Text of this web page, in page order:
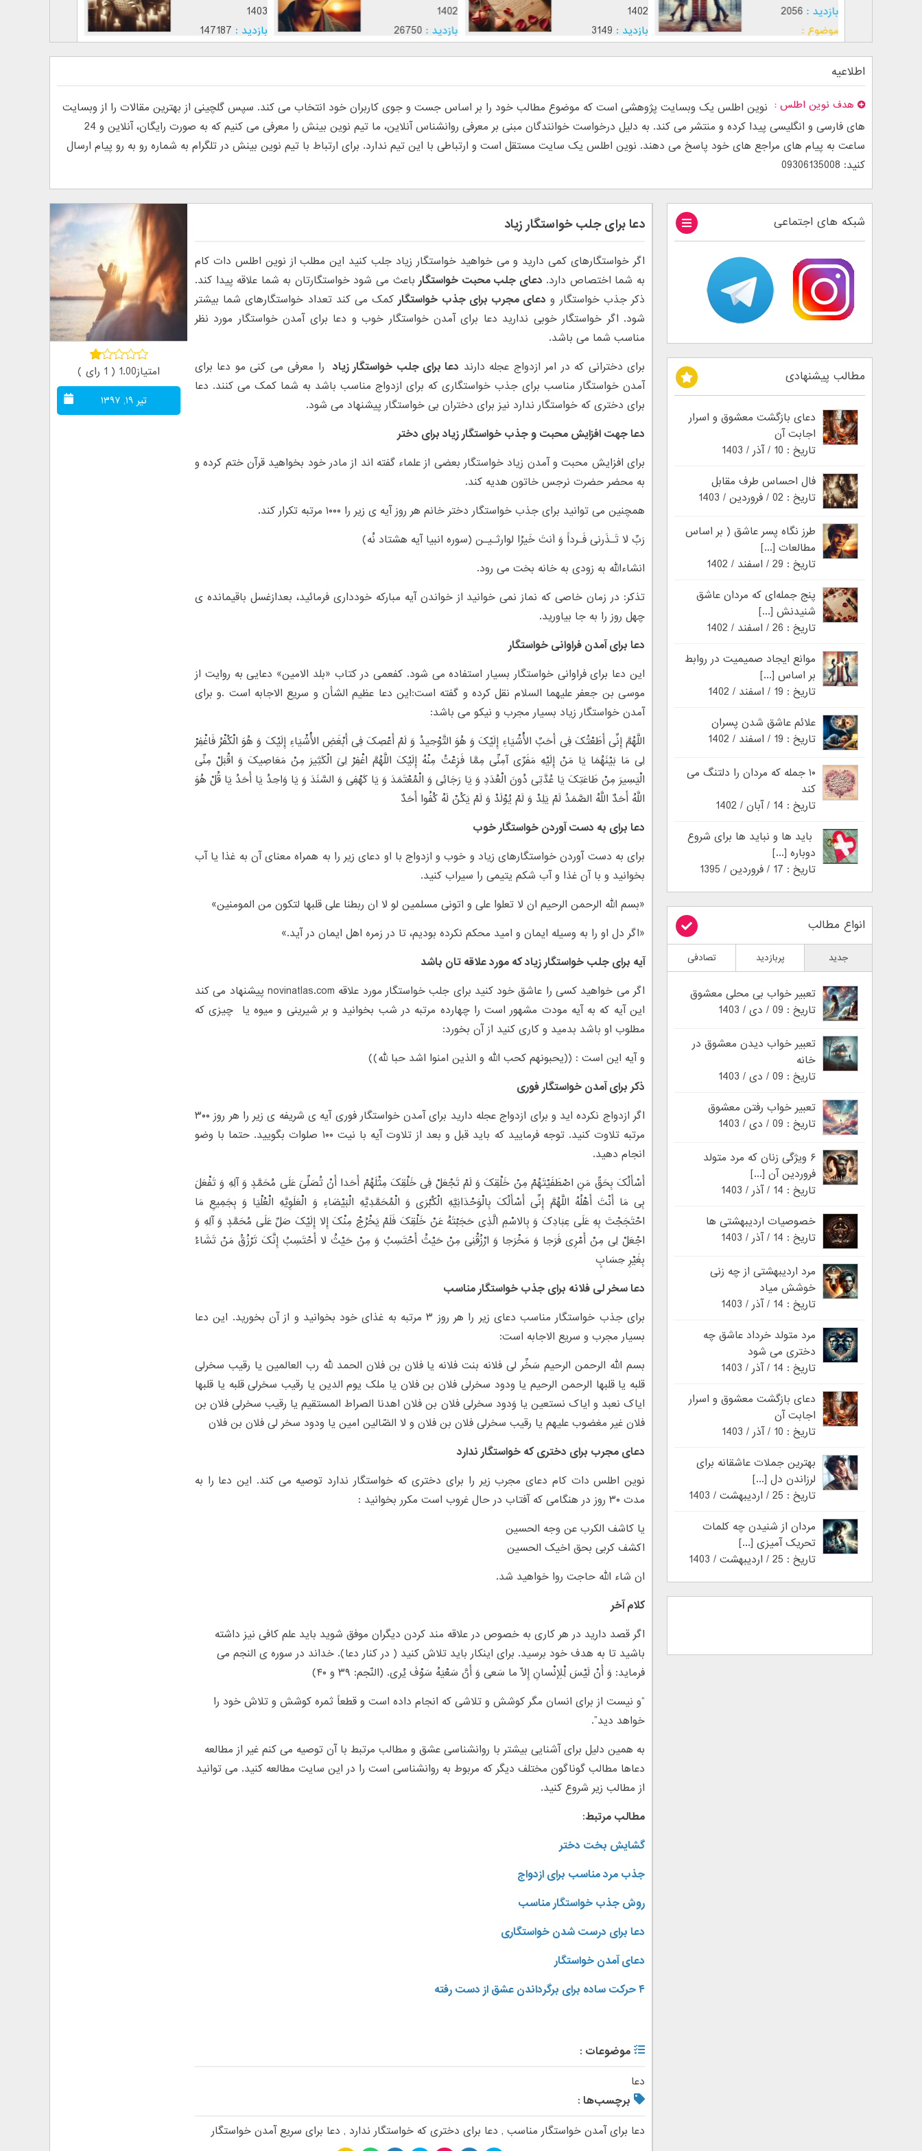
1403
بازدید : 147187
1402
بازدید : 26750
1402
بازدید : 3149
بازدید : 2056
موضوع :
اطلاعیه
هدف نوین اطلس
نوین اطلس یک وبسایت پژوهشی است که موضوع مطالب خود را بر اساس جست و جوی کاربران خود انتخاب می کند. سپس گلچینی از بهترین مقالات را از وبسایت
های فارسی و انگلیسی پیدا کرده و منتشر می کند. به دلیل درخواست خوانندگان مبنی بر معرفی روانشناس آنلاین، ما تیم نوین بینش را معرفی می کنیم که به صورت رایگان، آنلاین و 24
ساعت به پیام های مراجع های خود پاسخ می دهند. نوین اطلس یک سایت مستقل است و ارتباطی با این تیم ندارد. برای ارتباط با تیم نوین بینش در تلگرام به شماره رو به رو پیام ارسال
کنید: 09306135008
امتیاز1.00 ( 1 رای )
تیر ۱۹, ۱۳۹۷
دعا برای جلب خواستگار زیاد
اگر خواستگارهای کمی دارید و می خواهید خواستگار زیاد جلب کنید این مطلب از نوین اطلس دات کام
به شما اختصاص دارد. دعای جلب محبت خواستگارباعث می شود خواستگارتان به شما علاقه پیدا کند.
ذکر جذب خواستگار و دعای مجرب برای جذب خواستگارکمک می کند تعداد خواستگارهای شما بیشتر
شود. اگر خواستگار خوبی ندارید دعا برای آمدن خواستگار خوب و دعا برای آمدن خواستگار مورد نظر
مناسب شما می باشد.
برای دخترانی که در امر ازدواج عجله دارند دعا برای جلب خواستگار زیاد را معرفی می کنی مو دعا برای
آمدن خواستگار مناسب برای جذب خواستگاری که برای ازدواج مناسب باشد به شما کمک می کنند. دعا
برای دختری که خواستگار ندارد نیز برای دختران بی خواستگار پیشنهاد می شود.
دعا جهت افزایش محبت و جذب خواستگار زیاد برای دختر
برای افزایش محبت و آمدن زیاد خواستگار بعضی از علماء گفته اند از مادر خود بخواهید قرآن ختم کرده و
به محضر حضرت نرجس خاتون هدیه کند.
همچنین می توانید برای جذب خواستگار دختر خانم هر روز آیه ی زیر را ۱۰۰۰ مرتبه تکرار کند.
رَبِّ لا تَـذَرنی فَـرداً وَ اَنتَ خَیرُا لوارثـیـن (سوره انبیا آیه هشتاد نُه)
انشاءالله به زودی به خانه بخت می رود.
تذکر: در زمان خاصی که نماز نمی خوانید از خواندن آیه مبارکه خودداری فرمائید، بعدازغسل باقیمانده ی
چهل روز را به جا بیاورید.
دعا برای آمدن فراوانی خواستگار
این دعا برای فراوانی خواستگار بسیار استفاده می شود. کفعمى در کتاب «بلد الامین» دعایى به روایت از
موسى بن جعفر علیهما السلام نقل کرده و گفته است:این دعا عظیم الشأن‏ و سریع الاجابه است .و برای
آمدن خواستگار زیاد بسیار مجرب و نیکو می باشد:
اللَّهُمَّ إِنِّی أَطَعْتُکَ فِی أَحَبِّ الْأَشْیَاءِ إِلَیْکَ وَ هُوَ التَّوْحِیدُ وَ لَمْ أَعْصِکَ فِی أَبْغَضِ الْأَشْیَاءِ إِلَیْکَ وَ هُوَ الْکُفْرُ فَاغْفِرْ
لِی مَا بَیْنَهُمَا یَا مَنْ إِلَیْهِ مَفَرِّی آمِنِّی مِمَّا فَزِعْتُ مِنْهُ إِلَیْکَ اللَّهُمَّ اغْفِرْ لِیَ الْکَثِیرَ مِنْ مَعَاصِیکَ وَ اقْبَلْ مِنِّی
الْیَسِیرَ مِنْ طَاعَتِکَ یَا عُدَّتِی دُونَ الْعُدَدِ وَ یَا رَجَائِی وَ الْمُعْتَمَدَ وَ یَا کَهْفِی وَ السَّنَدَ وَ یَا وَاحِدُ یَا أَحَدُ یَا قُلْ هُوَ
اللَّهُ أَحَدٌ اللَّهُ الصَّمَدُ لَمْ یَلِدْ وَ لَمْ یُوْلَدْ وَ لَمْ یَکُنْ لَهُ کُفُوا أَحَدٌ
دعا برای به دست آوردن خواستگار خوب
برای به دست آوردن خواستگارهای زیاد و خوب و ازدواج با او دعای زیر را به همراه معنای آن به غذا یا آب
بخوانید و با آن غذا و آب شکم یتیمی را سیراب کنید.
«بسم الله الرحمن الرحیم ان لا تعلوا علی و اتونی مسلمین لو لا ان ربطنا علی قلبها لتکون من المومنین»
«اگر دل او را به وسیله ایمان و امید محکم نکرده بودیم، تا در زمره اهل ایمان در آید.»
آیه برای جلب خواستگار زیاد که مورد علاقه تان باشد
اگر می خواهید کسی را عاشق خود کنید برای جلب خواستگار مورد علاقه novinatlas.com پیشنهاد می کند
این آیه که به آیه مودت مشهور است را چهارده مرتبه در شب بخوانید و بر شیرینی و میوه یا چیزی که
مطلوب او باشد بدمید و کاری کنید از آن بخورد:
و آیه این است : ((یحبونهم کحب الله و الذین امنوا اشد حبا لله))
ذکر برای آمدن خواستگار فوری
اگر ازدواج نکرده اید و برای ازدواج عجله دارید برای آمدن خواستگار فوری آیه ی شریفه ی زیر را هر روز ۳۰۰
مرتبه تلاوت کنید. توجه فرمایید که باید قبل و بعد از تلاوت آیه با نیت ۱۰۰ صلوات بگویید. حتما با وضو
انجام دهید.
أَسْأَلُکَ بِحَقِّ مَنِ اصْطَفَیْتَهُمْ مِنْ خَلْقِکَ وَ لَمْ تَجْعَلْ فِی خَلْقِکَ مِثْلَهُمْ أَحَدا أَنْ تُصَلِّیَ عَلَى مُحَمَّدٍ وَ آلِهِ وَ تَفْعَلَ
بِی مَا أَنْتَ أَهْلُهُ اللَّهُمَّ إِنِّی أَسْأَلُکَ بِالْوَحْدَانِیَّهِ الْکُبْرَى وَ الْمُحَمَّدِیَّهِ الْبَیْضَاءِ وَ الْعَلَوِیَّهِ الْعُلْیَا وَ بِجَمِیعِ مَا
احْتَجَجْتَ بِهِ عَلَى عِبَادِکَ وَ بِالاسْمِ الَّذِی حَجَبْتَهُ عَنْ خَلْقِکَ فَلَمْ یَخْرُجْ مِنْکَ إِلا إِلَیْکَ صَلِّ عَلَى مُحَمَّدٍ وَ آلِهِ وَ
اجْعَلْ لِی مِنْ أَمْرِی فَرَجا وَ مَخْرَجا وَ ارْزُقْنِی مِنْ حَیْثُ أَحْتَسِبُ وَ مِنْ حَیْثُ لا أَحْتَسِبُ إِنَّکَ تَرْزُقُ مَنْ تَشَاءُ
بِغَیْرِ حِسَابٍ
دعا سخر لی فلانه برای جذب خواستگار مناسب
برای جذب خواستگار مناسب دعای زیر را هر روز ۳ مرتبه به غذای خود بخوانید و از آن بخورید. این دعا
بسیار مجرب و سریع الاجابه است:
بسم الله الرحمن الرحیم سَخِّر لی فلانه بنت فلانه یا فلان بن فلان الحمد لله رب العالمین یا رقیب سخرلی
قلبه یا قلبها الرحمن الرحیم یا ودود سخرلی فلان بن فلان یا ملک یوم الدین یا رقیب سخرلی قلبه یا قلبها
ایاک نعبد و ایاک نستعین یا وَدود سخرلی فلان بن فلان اهدنا الصراط المستقیم یا رقیب سخرلی فلان بن
فلان غیر مغضوب علیهم یا رقیب سخرلی فلان بن فلان و لا الضّالین امین یا ودود سخر لی فلان بن فلان
دعای مجرب برای دختری که خواستگار ندارد
نوین اطلس دات کام دعای مجرب زیر را برای دختری که خواستگار ندارد توصیه می کند. این دعا را به
مدت ۳۰ روز در هنگامی که آفتاب در حال غروب است مکرر بخوانید :
یا کاشف الکرب عن وجه الحسین
اکشف کربی بحق اخیک الحسین
ان شاء الله حاجت روا خواهید شد.
کلام آخر
اگر قصد دارید در هر کاری به خصوص در علاقه مند کردن دیگران موفق شوید باید علم کافی نیز داشته
باشید تا به هدف خود برسید. برای اینکار باید تلاش کنید ( در کنار دعا). خداند در سوره ی النجم می
فرماید: وَ أَنْ لَیْسَ لِْلإِنْسانِ إِلاّ ما سَعی وَ أَنَّ سَعْیَهُ سَوْفَ یُری. (النّجم: ۳۹ و ۴۰
(
“و نیست از برای انسان مگر کوشش و تلاشی که انجام داده است و قطعاً ثمره کوشش و تلاش خود را
خواهد دید.”
به همین دلیل برای آشنایی بیشتر با روانشناسی عشق و مطالب مرتبط با آن توصیه می کنم غیر از مطالعه
دعاها مطالب گوناگون مختلف دیگر که مربوط به روانشناسی است را در این سایت مطالعه کنید. می توانید
از مطالب زیر شروع کنید.
مطالب مرتبط:
گشایش بخت دختر
جذب مرد مناسب برای ازدواج
روش جذب خواستگار مناسب
دعا برای درست شدن خواستگاری
دعای آمدن خواستگار
۴ حرکت ساده برای برگرداندن عشق از دست رفته
موضوعات :
دعا
برچسب‌ها :
دعا برای آمدن خواستگار مناسب , دعا برای دختری که خواستگار ندارد , دعا برای سریع آمدن خواستگار
شبکه های اجتماعی
مطالب پیشنهادی
دعای بازگشت معشوق و اسرار
اجابت آن
تاریخ : 10 / آذر / 1403
فال احساس طرف مقابل
تاریخ : 02 / فروردین / 1403
طرز نگاه پسر عاشق ( بر اساس
مطالعات [...]
تاریخ : 29 / اسفند / 1402
پنج جمله‌ای که مردان عاشق
شنیدنش [...]
تاریخ : 26 / اسفند / 1402
موانع ایجاد صمیمیت در روابط
بر اساس [...]
تاریخ : 19 / اسفند / 1402
علائم عاشق شدن پسران
تاریخ : 19 / اسفند / 1402
۱۰ جمله که مردان را دلتنگ می
کند
تاریخ : 14 / آبان / 1402
باید ها و نباید ها برای شروع
دوباره [...]
تاریخ : 17 / فروردین / 1395
انواع مطالب
جدید پربازدید تصادفی
تعبیر خواب بی محلی معشوق
تاریخ : 09 / دی / 1403
تعبیر خواب دیدن معشوق در
خانه
تاریخ : 09 / دی / 1403
تعبیر خواب رفتن معشوق
تاریخ : 09 / دی / 1403
۶ ویژگی زنان که مرد متولد
فروردین آن [...]
تاریخ : 14 / آذر / 1403
خصوصیات اردیبهشتی ها
تاریخ : 14 / آذر / 1403
مرد اردیبهشتی از چه زنی
خوشش میاد
تاریخ : 14 / آذر / 1403
مرد متولد خرداد عاشق چه
دختری می شود
تاریخ : 14 / آذر / 1403
دعای بازگشت معشوق و اسرار
اجابت آن
تاریخ : 10 / آذر / 1403
بهترین جملات عاشقانه برای
لرزاندن دل [...]
تاریخ : 25 / اردیبهشت / 1403
مردان از شنیدن چه کلمات
تحریک آمیزی [...]
تاریخ : 25 / اردیبهشت / 1403